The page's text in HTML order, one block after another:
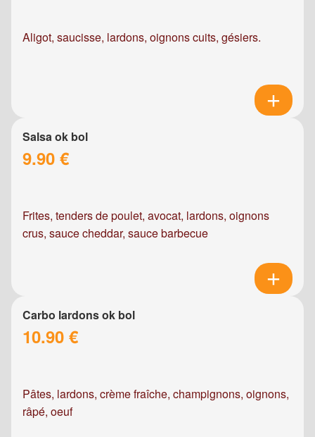
Aligot, saucisse, lardons, oignons cuits, gésiers.
Salsa ok bol
9.90 €
Frites, tenders de poulet, avocat, lardons, oignons
crus, sauce cheddar, sauce barbecue
Carbo lardons ok bol
10.90 €
Pâtes, lardons, crème fraîche, champignons, oignons,
râpé, oeuf